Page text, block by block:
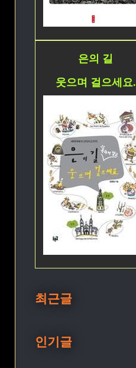
은의 길
웃으며 걸으세요.
최근글
인기글